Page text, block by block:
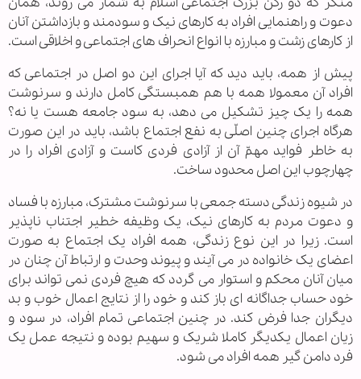
دعوت و راهنمایی افراد به کارهای نیک و سودمند و بازداشتن آنان
از کارهای زشت و مبارزه با انواع انحراف های اجتماعی و اخلاقی است.
پیش از همه، باید دید که آیا اجرای این دو اصل در اجتماعی که
افراد آن معمولا همه با هم همبستگی کامل دارند و سرنوشت
همه را یک چیز تشکیل می دهد، به سود جامعه هست یا نه؟
هرگاه اجرای چنین اصلّی به نفع اجتماع‌ باشد، باید در این صورت
به خاطر فواید مهمّ آن از آزادی فردی کاست و آزادی افراد را در
چهارچوب این اصل محدود ساخت.
در شیوه زندگی دسته جمعی با سرنوشت مشترک، مبارزه با فساد
و دعوت مردم به کارهای نیک، یک وظیفه خطیر اجتناب ناپذیر
است. زیرا در این نوع زندگی، همه افراد یک اجتماع به صورت
اعضای یک خانواده در می آیند و پیوند وحدت و ارتباط آن چنان در
میان آنان محکم و استوار می گردد که هیچ فردی نمی تواند برای
خود حساب جداگانه ای باز کند و خود را از نتایج اعمال خوب و بد
دیگران جدا فرض کند. در چنین اجتماعی تمام افراد، در سود و
زیان اعمال یکدیگر کاملا شریک و سهیم بوده و نتیجه عمل یک
فرد دامن گیر همه افراد می شود.